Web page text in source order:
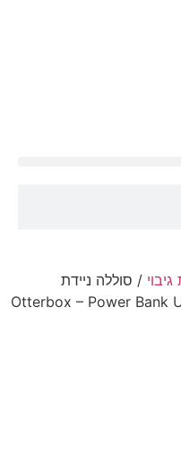
/ סוללה ניידת
Otterbox – Power Bank